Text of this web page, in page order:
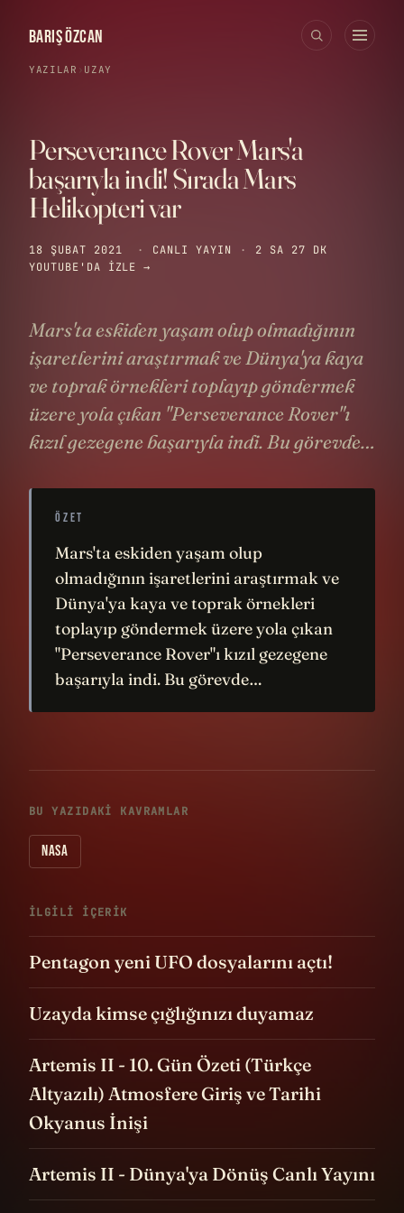
BARIŞ ÖZCAN
YAZILAR › UZAY
Perseverance Rover Mars'a
başarıyla indi! Sırada Mars
Helikopteri var
18 ŞUBAT 2021 · CANLI YAYIN ·
2 SA 27 DK
YOUTUBE'DA IZLE →
Mars'ta eskiden yaşam olup olmadığının
işaretlerini araştırmak ve Dünya'ya kaya
ve toprak örnekleri toplayıp göndermek
üzere yola çıkan "Perseverance Rover"ı
kızıl gezegene başarıyla indi. Bu görevde…
ÖZET
Mars'ta eskiden yaşam olup
olmadığının işaretlerini araştırmak ve
Dünya'ya kaya ve toprak örnekleri
toplayıp göndermek üzere yola çıkan
"Perseverance Rover"ı kızıl gezegene
başarıyla indi. Bu görevde…
BU YAZIDAKI KAVRAMLAR
NASA
İLGILI IÇERIK
Pentagon yeni UFO dosyalarını açtı!
Uzayda kimse çığlığınızı duyamaz
Artemis II - 10. Gün Özeti (Türkçe
Altyazılı) Atmosfere Giriş ve Tarihi
Okyanus İnişi
Artemis II - Dünya'ya Dönüş Canlı Yayını